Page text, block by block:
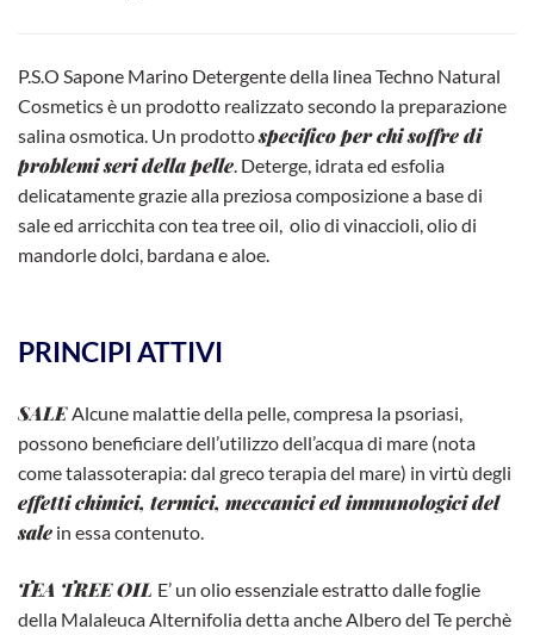
P.S.O Sapone Marino Detergente della linea Techno Natural
Cosmetics è un prodotto realizzato secondo la preparazione
salina osmotica. Un prodottospecifico per chi soffre di
problemi seri della pelle. Deterge, idrata ed esfolia
delicatamente grazie alla preziosa composizione a base di
sale ed arricchita con tea tree oil, olio di vinaccioli, olio di
mandorle dolci, bardana e aloe.
PRINCIPI ATTIVI
SALEAlcune malattie della pelle, compresa la psoriasi,
possono beneficiare dell’utilizzo dell’acqua di mare (nota
come talassoterapia: dal greco terapia del mare) in virtù degli
effetti chimici, termici, meccanici ed immunologici del
sale in essa contenuto.
TEA TREE OIL E’ un olio essenziale estratto dalle foglie
della Malaleuca Alternifolia detta anche Albero del Te perchè